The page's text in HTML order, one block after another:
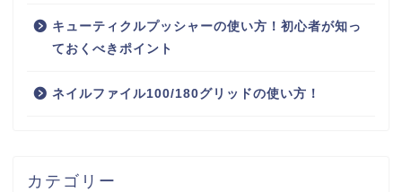
キューティクルプッシャーの使い方！初心者が知っ
ておくべきポイント
ネイルファイル100/180グリッドの使い方！
カテゴリー